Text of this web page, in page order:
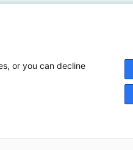
Lectoren en onderzoekers
or you can decline